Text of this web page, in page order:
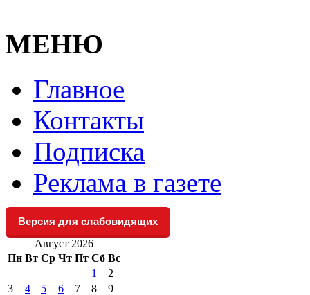
МЕНЮ
Главное
Контакты
Подписка
Реклама в газете
Версия для слабовидящих
Август 2026
Пн Вт Ср Чт Пт Сб Вс
1
2
3
4 5 6 7 8
9